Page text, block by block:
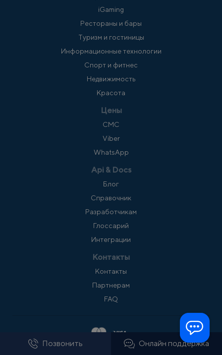
Позвонить Онлайн поддержка
iGaming
Рестораны и бары
Туризм и гостиницы
Информационные технологии
Спорт и фитнес
Недвижимость
Красота
Цены
СМС
Viber
WhatsApp
Api & Docs
Блог
Справочник
Разработчикам
Глоссарий
Интеграции
Контакты
Контакты
Партнерам
FAQ